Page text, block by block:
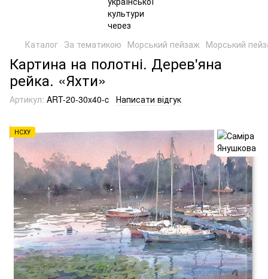
Каталог За тематикою Морський пейзаж Морський
Картина на полотні. Дерев'яна
рейка. «Яхти»
Артикул: ART-20-30x40-c Написати відгук
НСХУ